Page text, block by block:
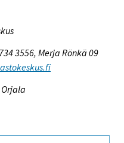
3556, Merja Rönkä 09